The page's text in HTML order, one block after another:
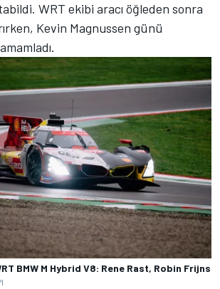
WRT ekibi aracı öğleden sonra
Kevin Magnussen günü
BMW M Hybrid V8: Rene Rast, Robin Frijns